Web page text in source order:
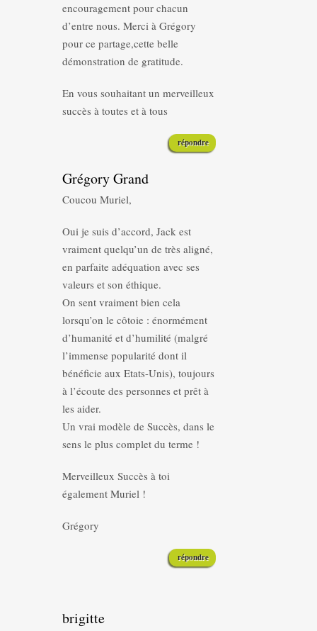
encouragement pour chacun
d’entre nous. Merci à Grégory
pour ce partage,cette belle
démonstration de gratitude.
En vous souhaitant un merveilleux
succès à toutes et à tous
répondre
Grégory Grand
Coucou Muriel,
Oui je suis d’accord, Jack est
vraiment quelqu’un de très aligné,
en parfaite adéquation avec ses
valeurs et son éthique.
On sent vraiment bien cela
lorsqu’on le côtoie : énormément
d’humanité et d’humilité (malgré
l’immense popularité dont il
bénéficie aux Etats-Unis), toujours
à l’écoute des personnes et prêt à
les aider.
Un vrai modèle de Succès, dans le
sens le plus complet du terme !
Merveilleux Succès à toi
également Muriel !
Grégory
répondre
brigitte